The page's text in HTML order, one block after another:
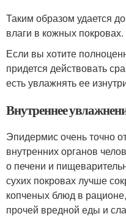
Таким образом удается
влаги в кожных покровах.
Если вы хотите
придется действовать
есть увлажнять ее
Внутреннее
Эпидермис очень точно
внутренних органов
о печени и
сухих покровах лучше
копченых блюд в
прочей вредной еды и